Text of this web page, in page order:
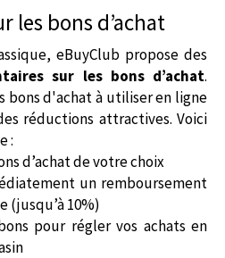
les bons d’achat
eBuyClub propose des
sur les bons d’achat.
bons d'achat à utiliser en ligne
réductions attractives. Voici
:
d’achat de votre choix
un remboursement
(jusqu’à 10%)
pour régler vos achats en